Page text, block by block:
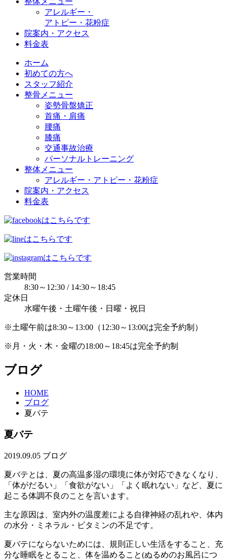
アレルギー・
アトピー・花粉症
院案内・アクセス
料金表
ホーム
初めての方へ
スタッフ紹介
整骨メニュー
姿勢骨盤矯正
首痛・肩痛
腰痛
膝痛
交通事故治療
パーソナルトレーニング
整体メニュー
アレルギー・アトピー・花粉症
院案内・アクセス
料金表
営業時間
8:30～12:30 / 14:30～18:45
定休日
水曜午後・土曜午後・日曜・祝日
※土曜午前は8:30～13:00（12:30～13:00は完全予約制）
※月・火・木・金曜の18:00～18:45は完全予約制
ブログ
HOME
ブログ
夏バテ
夏バテ
2019.09.05 ブログ
夏バテとは、夏の高温多湿の環境に体が対応できなくなり、
「体がだるい」「食欲がない」「よく眠れない」など、夏に
起こる体調不良のことを言います。
主な原因は、室内外の温度差による自律神経の乱れや、体内
の水分・ミネラル・ビタミンの不足です。
夏バテにならないためには、規則正しい生活をすること、充
分な睡眠をとること、体を温めること(ぬるめのお風呂につ